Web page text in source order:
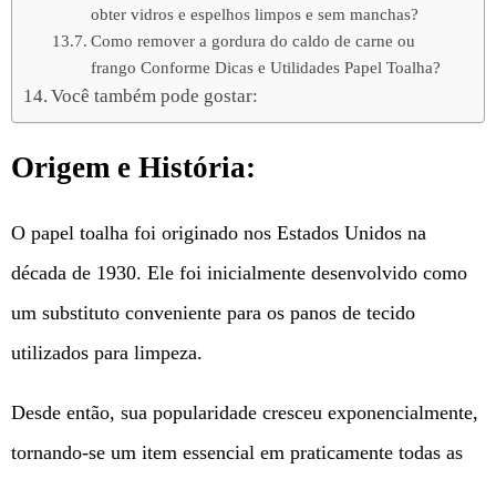
obter vidros e espelhos limpos e sem manchas?
Como remover a gordura do caldo de carne ou
frango Conforme Dicas e Utilidades Papel Toalha?
Você também pode gostar:
Origem e História:
O papel toalha foi originado nos Estados Unidos na
década de 1930. Ele foi inicialmente desenvolvido como
um substituto conveniente para os panos de tecido
utilizados para limpeza.
Desde então, sua popularidade cresceu exponencialmente,
tornando-se um item essencial em praticamente todas as